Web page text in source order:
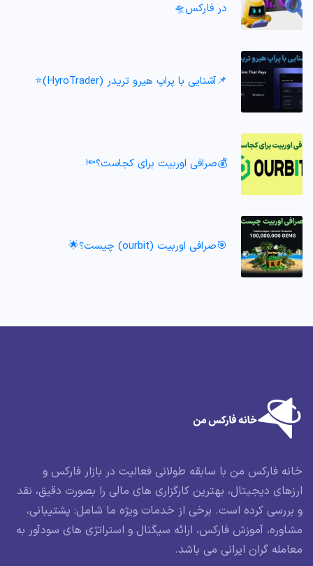
در فارکس🛸
📌آشنایی با پراپ هیرو تریدر (HyroTrader)⭐️
💰صرافی اوربیت برای کجاست؟🔦
🎯صرافی اوربیت (ourbit) چیست؟🌟
خانه فارکس من با سابقه طولانی فعالیت در بازار فارکس و
ارزهای دیجیتال، بهترین کارگزاری های مالی را بصورت دقیق، نقد
و بررسی کرده است. برخی از خدمات ویژه ما شامل: پشتیبانی،
مشاوره، آموزش فارکس، ارائه سیگنال و استراتژی های سودآور به
معامله گران ایرانی می باشد.